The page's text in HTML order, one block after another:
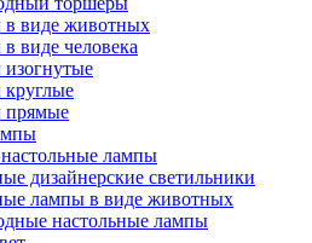
виде животных
виде человека
прямые
лампы
дизайнерские светильники
лампы в виде животных
настольные лампы